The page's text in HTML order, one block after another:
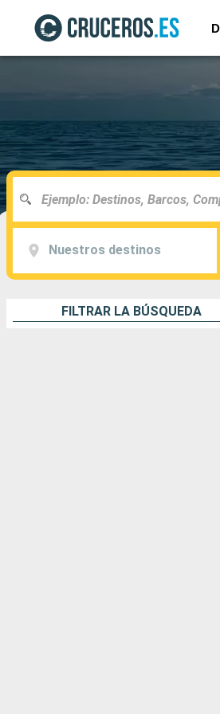
Nuestros destinos
FILTRAR LA BÚSQUEDA